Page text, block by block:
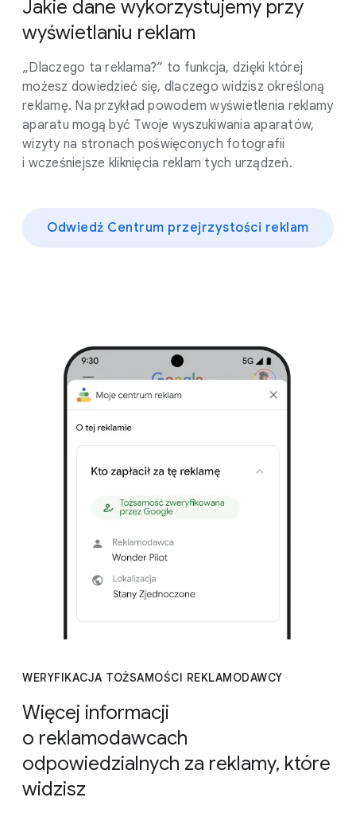
Jakie dane wykorzystujemy przy
wyświetlaniu reklam
„Dlaczego ta reklama?” to funkcja, dzięki której
możesz dowiedzieć się, dlaczego widzisz określoną
reklamę. Na przykład powodem wyświetlenia reklamy
aparatu mogą być Twoje wyszukiwania aparatów,
wizyty na stronach poświęconych fotografii
i wcześniejsze kliknięcia reklam tych urządzeń.
Odwiedź Centrum przejrzystości reklam
WERYFIKACJA TOŻSAMOŚCI REKLAMODAWCY
Więcej informacji
o reklamodawcach
odpowiedzialnych za reklamy, które
widzisz